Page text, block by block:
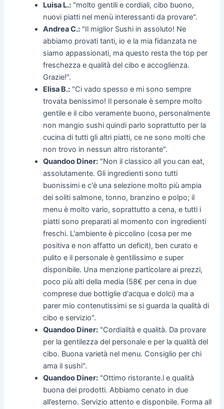
Luisa L.: "molto gentili e cordiali, cibo buono,
nuovi piatti nel menù interessanti da provare".
Andrea C.: "Il miglior Sushi in assoluto! Ne
abbiamo provati tanti, io e la mia fidanzata ne
siamo appassionati, ma questo resta the top per
freschezza e qualità del cibo e accoglienza.
Grazie!".
Elisa B.: "Ci vado spesso e mi sono sempre
trovata benissimo! Il personale è sempre molto
gentile e il cibo veramente buono, personalmente
non mangio sushi quindi parlo soprattutto per la
cucina di tutti gli altri piatti, ce ne sono molti che
non trovo in nessun altro ristorante".
Quandoo Diner: "Non il classico all you can eat,
assolutamente. Gli ingredienti sono tutti
buonissimi e c'è una selezione molto più ampia
dei soliti salmone, tonno, branzino e polpo; il
menu è molto vario, soprattutto a cena, e tutti i
piatti sono preparati al momento con ingredienti
freschi. L'ambiente è piccolino (cosa per me
positiva e non affatto un deficit), ben curato e
pulito e il personale è gentilissimo e super
disponibile. Una menzione particolare ai prezzi,
poco più alti della media (58€ per cena in due
comprese due bottiglie d'acqua e dolci) ma a
parer mio contenutissimi se si guarda la qualità di
cibo e servizio".
Quandoo Diner: "Cordialità e qualità. Da provare
per la gentilezza del personale e per la qualità del
cibo. Buona varietà nel menu. Consiglio per chi
ama il sushi".
Quandoo Diner: "Ottimo ristorante.l e qualità
buona dei prodotti. Abbiamo cenato in due
all’esterno. Servizio attento e disponbile. Forma all